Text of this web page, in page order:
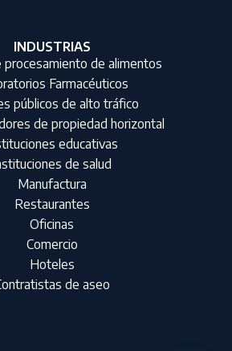
INDUSTRIAS
procesamiento de alimentos
Farmacéuticos
públicos de alto tráfico
de propiedad horizontal
educativas
de salud
Manufactura
Restaurantes
Oficinas
Comercio
Hoteles
de aseo